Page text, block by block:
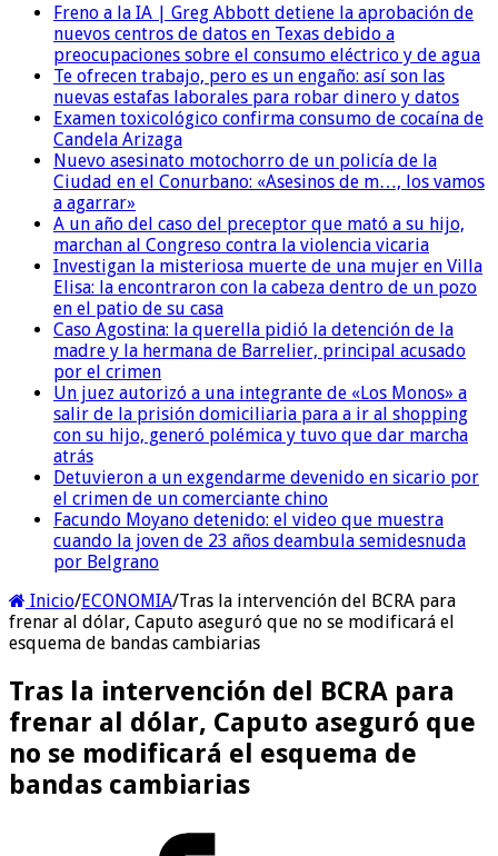
Freno a la IA | Greg Abbott detiene la aprobación de
nuevos centros de datos en Texas debido a
preocupaciones sobre el consumo eléctrico y de agua
Te ofrecen trabajo, pero es un engaño: así son las
nuevas estafas laborales para robar dinero y datos
Examen toxicológico confirma consumo de cocaína de
Candela Arizaga
Nuevo asesinato motochorro de un policía de la
Ciudad en el Conurbano: «Asesinos de m…, los vamos
a agarrar»
A un año del caso del preceptor que mató a su hijo,
marchan al Congreso contra la violencia vicaria
Investigan la misteriosa muerte de una mujer en Villa
Elisa: la encontraron con la cabeza dentro de un pozo
en el patio de su casa
Caso Agostina: la querella pidió la detención de la
madre y la hermana de Barrelier, principal acusado
por el crimen
Un juez autorizó a una integrante de «Los Monos» a
salir de la prisión domiciliaria para a ir al shopping
con su hijo, generó polémica y tuvo que dar marcha
atrás
Detuvieron a un exgendarme devenido en sicario por
el crimen de un comerciante chino
Facundo Moyano detenido: el video que muestra
cuando la joven de 23 años deambula semidesnuda
por Belgrano
Inicio/ECONOMIA/Tras la intervención del BCRA para
frenar al dólar, Caputo aseguró que no se modificará el
esquema de bandas cambiarias
Tras la intervención del BCRA para
frenar al dólar, Caputo aseguró que
no se modificará el esquema de
bandas cambiarias